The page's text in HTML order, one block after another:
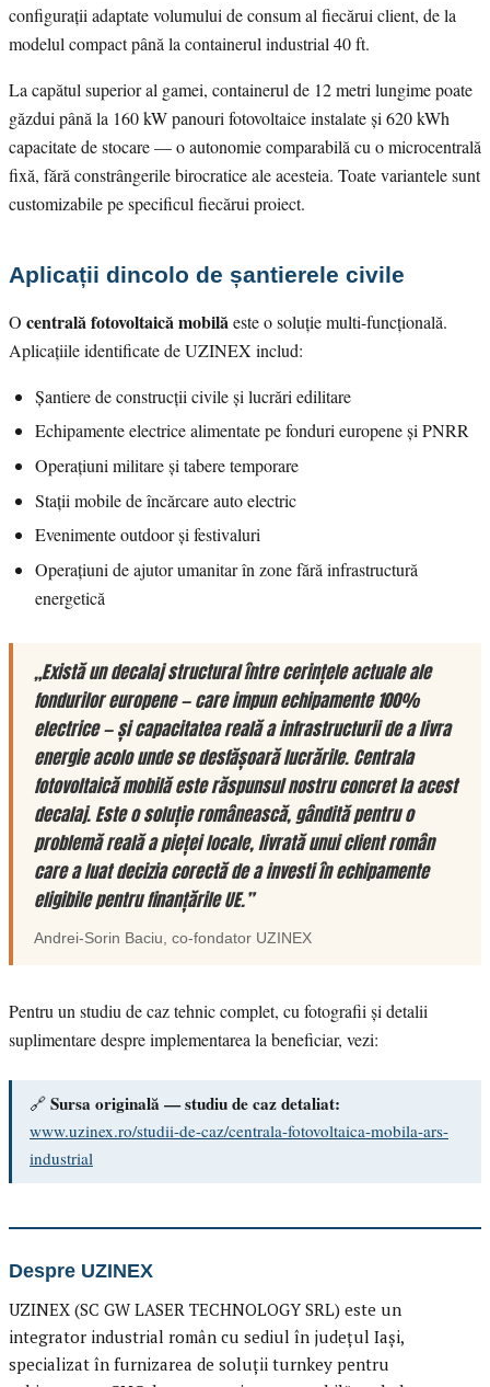
configurații adaptate volumului de consum al fiecărui client, de la
modelul compact până la containerul industrial 40 ft.
La capătul superior al gamei, containerul de 12 metri lungime poate
găzdui până la 160 kW panouri fotovoltaice instalate și 620 kWh
capacitate de stocare — o autonomie comparabilă cu o microcentrală
fixă, fără constrângerile birocratice ale acesteia. Toate variantele sunt
customizabile pe specificul fiecărui proiect.
Aplicații dincolo de șantierele civile
O centrală fotovoltaică mobilăeste o soluție multi-funcțională.
Aplicațiile identificate de UZINEX includ:
Șantiere de construcții civile și lucrări edilitare
Echipamente electrice alimentate pe fonduri europene și PNRR
Operațiuni militare și tabere temporare
Stații mobile de încărcare auto electric
Evenimente outdoor și festivaluri
Operațiuni de ajutor umanitar în zone fără infrastructură
energetică
„Există un decalaj structural între cerințele actuale ale
fondurilor europene — care impun echipamente 100%
electrice — și capacitatea reală a infrastructurii de a livra
energie acolo unde se desfășoară lucrările. Centrala
fotovoltaică mobilă este răspunsul nostru concret la acest
decalaj. Este o soluție românească, gândită pentru o
problemă reală a pieței locale, livrată unui client român
care a luat decizia corectă de a investi în echipamente
eligibile pentru finanțările UE.”
Andrei-Sorin Baciu, co-fondator UZINEX
Pentru un studiu de caz tehnic complet, cu fotografii și detalii
suplimentare despre implementarea la beneficiar, vezi:
🔗 Sursa originală — studiu de caz detaliat:
www.uzinex.ro/studii-de-caz/centrala-fotovoltaica-mobila-ars-
industrial
Despre UZINEX
UZINEX (SC GW LASER TECHNOLOGY SRL) este un
integrator industrial român cu sediul în județul Iași,
specializat în furnizarea de soluții turnkey pentru